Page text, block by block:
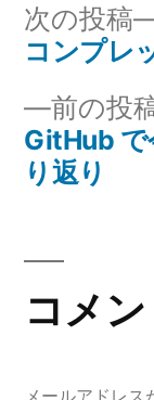
投
稿
ナ
ゲ
ー
前の投
GitHub
り返り
次の投稿
コンプレ
コメ